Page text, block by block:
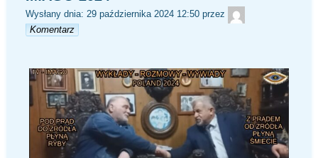
Wysłany dnia: 29 października 2024 12:50 przez
Komentarz